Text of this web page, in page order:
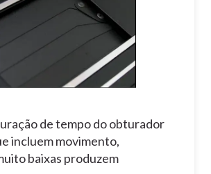
de tempo do obturador
incluem movimento,
baixas produzem